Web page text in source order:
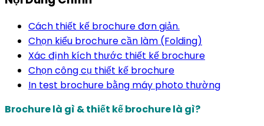
Cách thiết kế brochure đơn giản.
Chọn kiểu brochure cần làm (Folding)
Xác định kích thước thiết kế brochure
Chọn công cụ thiết kế brochure
In test brochure bằng máy photo thường
Brochure là gì & thiết kế brochure là gì?